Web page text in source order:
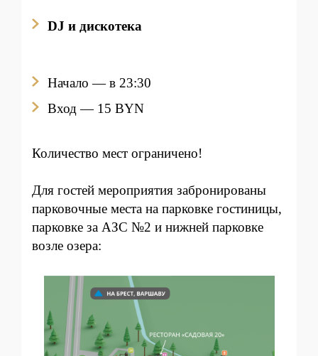
DJ и дискотека
Начало — в 23:30
Вход — 15 BYN
Количество мест ограничено!
Для гостей мероприятия забронированы
парковочные места на парковке гостиницы,
парковке за АЗС №2 и нижней парковке
возле озера: